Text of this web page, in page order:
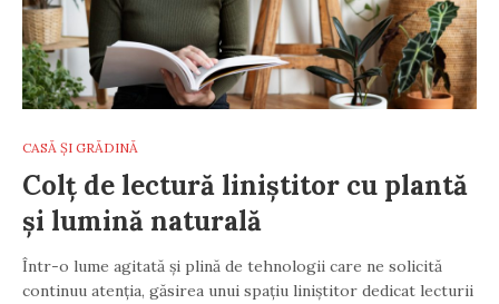
CASĂ ȘI GRĂDINĂ
Colț de lectură liniștitor cu plantă
și lumină naturală
Într-o lume agitată și plină de tehnologii care ne solicită
continuu atenția, găsirea unui spațiu liniștitor dedicat lecturii